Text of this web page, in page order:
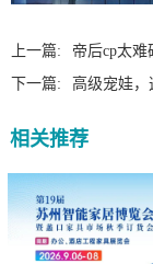
上一篇:
帝后cp太难
下一篇:
高级宠娃
相关推荐